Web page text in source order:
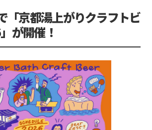
「京都湯上がりクラフトビ
が開催！